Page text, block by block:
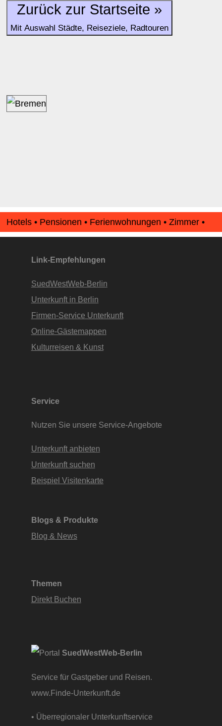
Zurück zur Startseite »
Mit Auswahl Städte, Reiseziele, Radtouren
Hotels • Pensionen • Ferienwohnungen • Zimmer •
Apartments • www.Finde-Unterkunft.de
Link-Empfehlungen
SuedWestWeb-Berlin
Unterkunft in Berlin
Firmen-Service Unterkunft
Online-Gästemappen
Kulturreisen & Kunst
Service
Nutzen Sie unsere Service-Angebote
Unterkunft anbieten
Unterkunft suchen
Beispiel Visitenkarte
Blogs & Produkte
Blog & News
Themen
Direkt Buchen
SuedWestWeb-Berlin
Service für Gastgeber und Reisen.
www.Finde-Unterkunft.de
• Überregionaler Unterkunftservice